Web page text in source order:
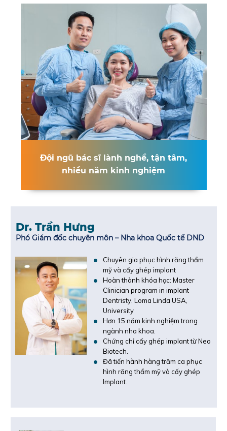
Đội ngũ bác sĩ lành nghề, tận tâm,
nhiều năm kinh nghiệm
Dr. Trần Hưng
Phó Giám đốc chuyên môn – Nha khoa Quốc tế DND
Chuyên gia phục hình răng thẩm
mỹ và cấy ghép implant
Hoàn thành khóa học: Master
Clinician program in implant
Dentristy, Loma Linda USA,
University
Hơn 15 năm kinh nghiệm trong
ngành nha khoa.
Chứng chỉ cấy ghép implant từ Neo
Biotech.
Đã tiến hành hàng trăm ca phục
hình răng thẩm mỹ và cấy ghép
Implant.